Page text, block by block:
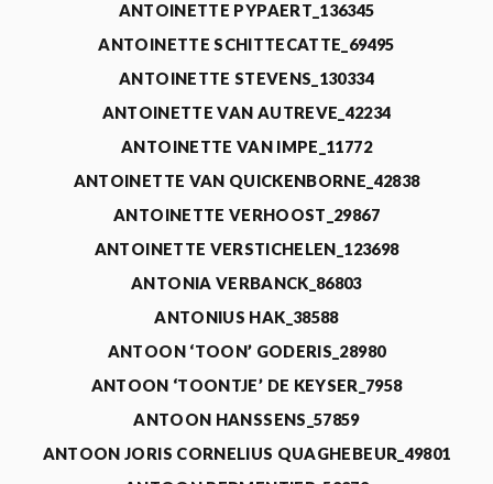
ANTOINETTE PYPAERT_136345
ANTOINETTE SCHITTECATTE_69495
ANTOINETTE STEVENS_130334
ANTOINETTE VAN AUTREVE_42234
ANTOINETTE VAN IMPE_11772
ANTOINETTE VAN QUICKENBORNE_42838
ANTOINETTE VERHOOST_29867
ANTOINETTE VERSTICHELEN_123698
ANTONIA VERBANCK_86803
ANTONIUS HAK_38588
ANTOON ‘TOON’ GODERIS_28980
ANTOON ‘TOONTJE’ DE KEYSER_7958
ANTOON HANSSENS_57859
ANTOON JORIS CORNELIUS QUAGHEBEUR_49801